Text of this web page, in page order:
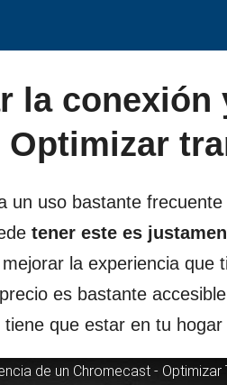
la conexión
Optimizar
un uso bastante
tener este es
la experiencia
es bastante
que estar en tu
de un Chromecast -